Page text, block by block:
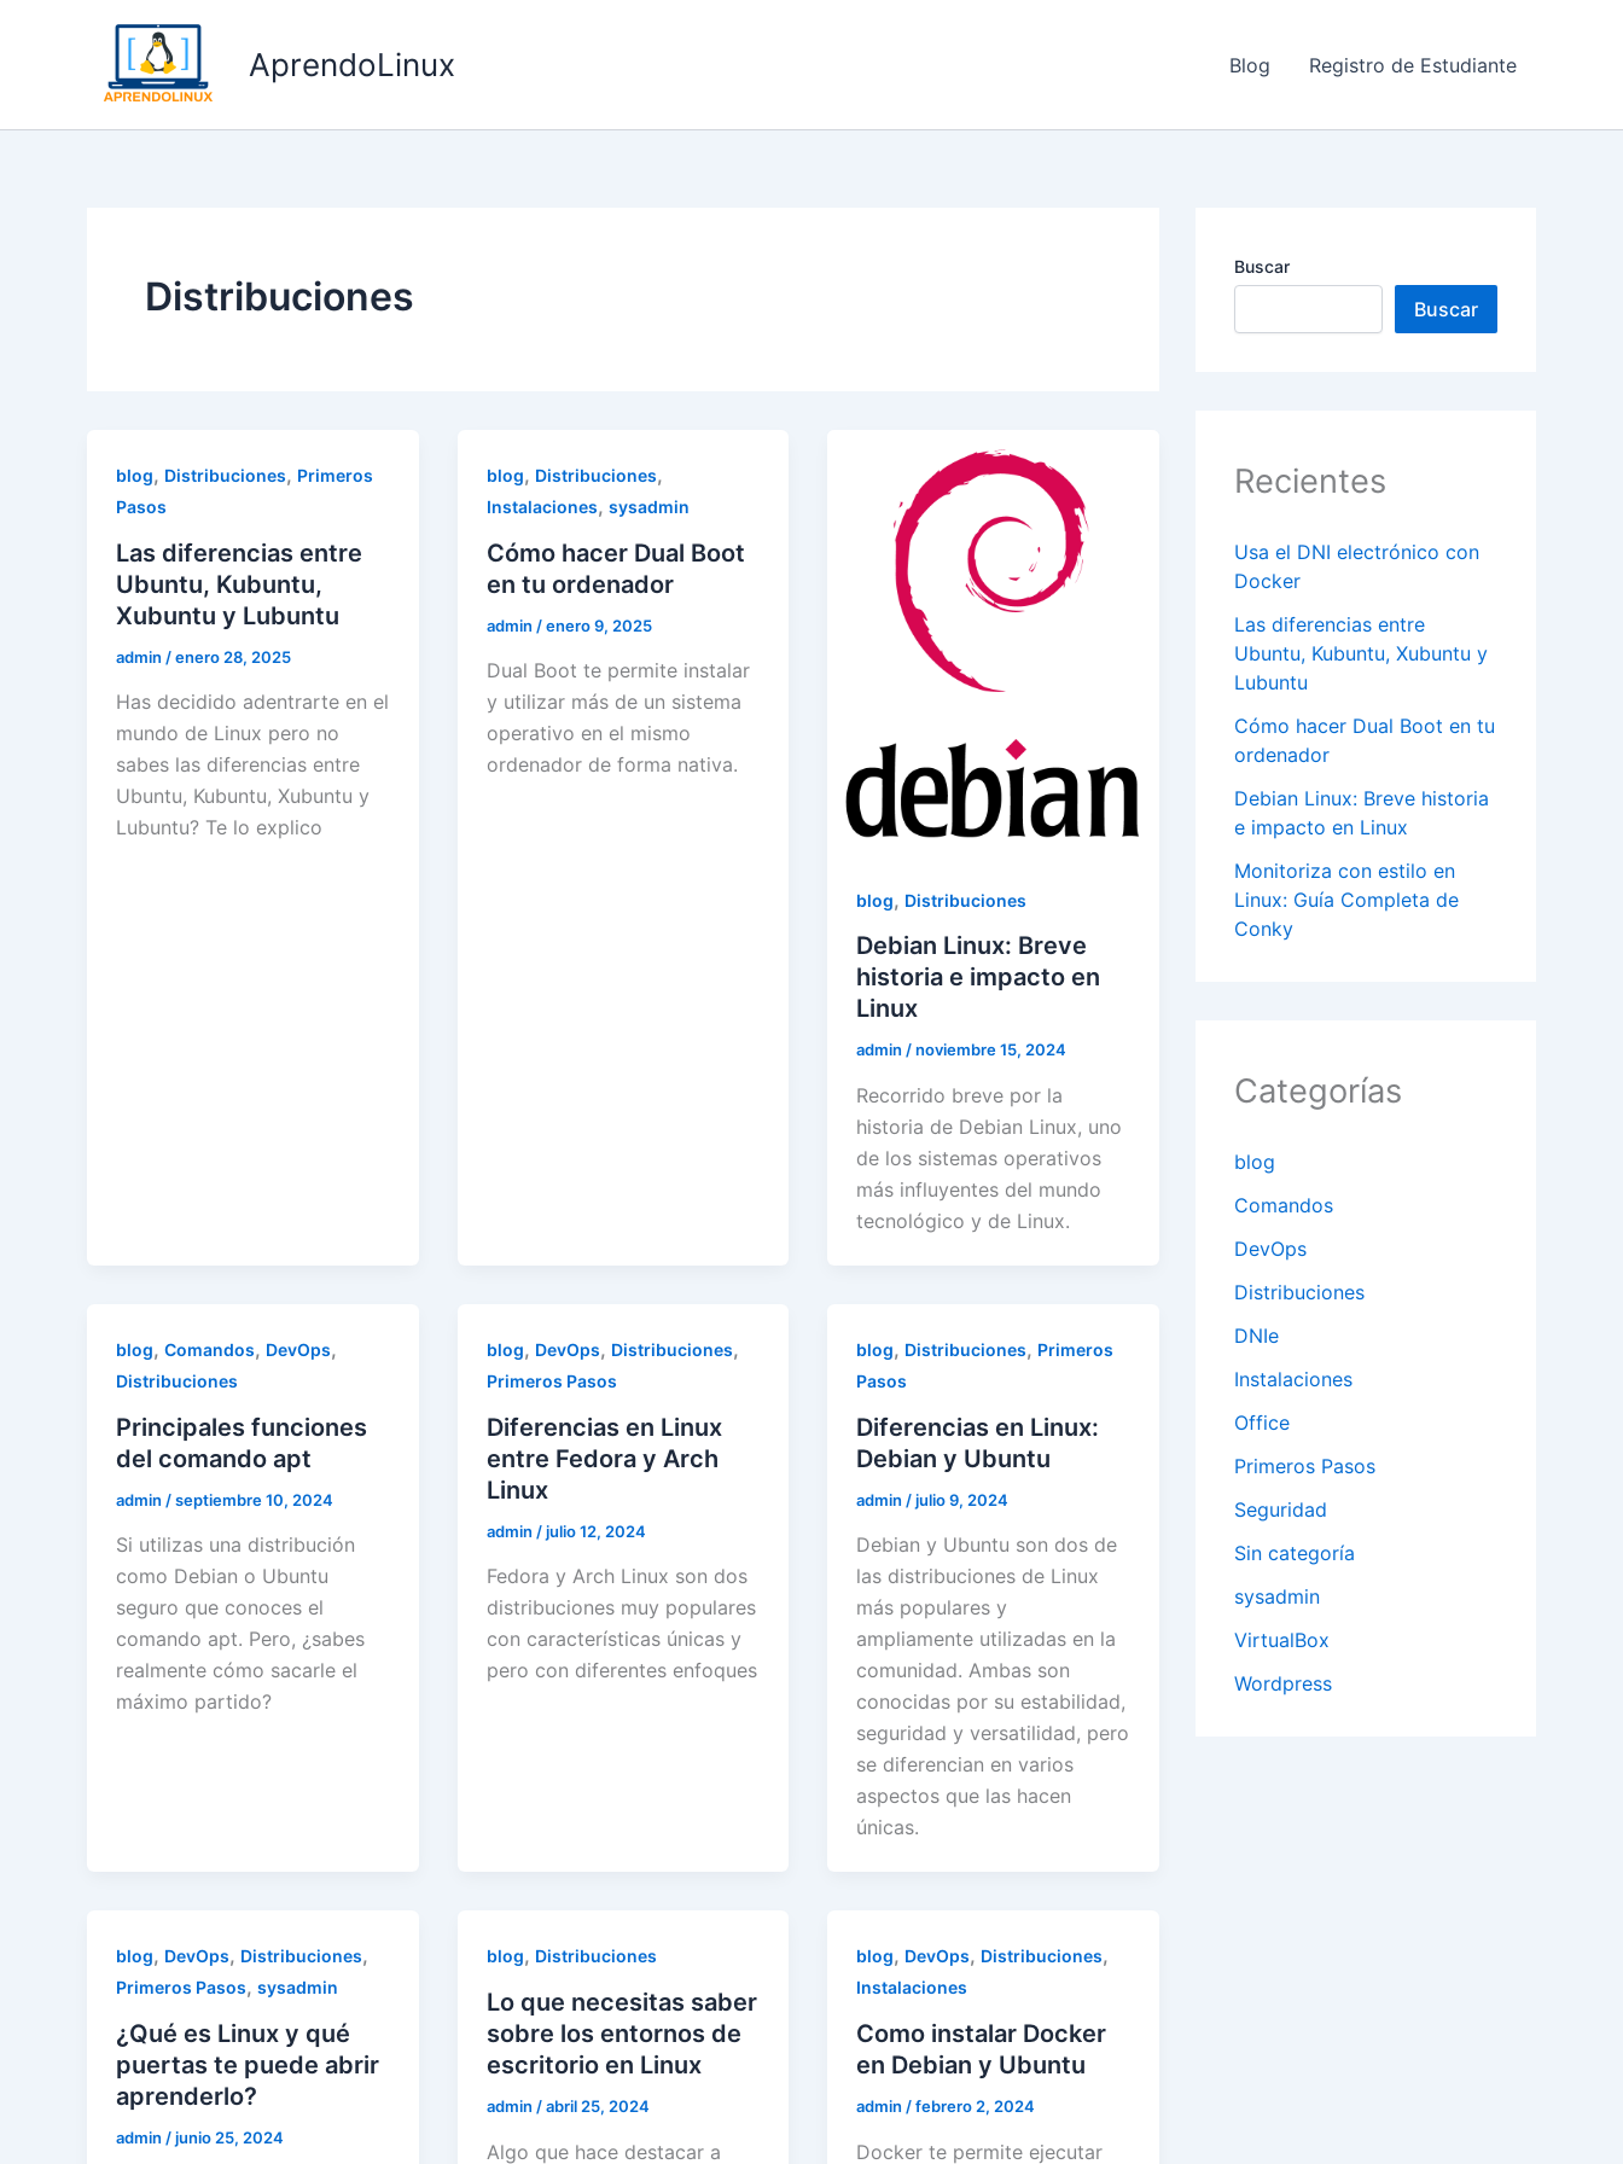
AprendoLinux Blog Registro de Estudiante
Distribuciones
blog, Distribuciones, Primeros
Pasos
Las diferencias entre
Ubuntu, Kubuntu,
Xubuntu y Lubuntu
admin /enero 28, 2025
Has decidido adentrarte en el
mundo de Linux pero no
sabes las diferencias entre
Ubuntu, Kubuntu, Xubuntu y
Lubuntu? Te lo explico
blog, Distribuciones,
Instalaciones, sysadmin
Cómo hacer Dual Boot
en tu ordenador
admin /enero 9, 2025
Dual Boot te permite instalar
y utilizar más de un sistema
operativo en el mismo
ordenador de forma nativa.
blog, Distribuciones
Debian Linux: Breve
historia e impacto en
Linux
admin/noviembre 15, 2024
Recorrido breve por la
historia de Debian Linux, uno
de los sistemas operativos
más influyentes del mundo
tecnológico y de Linux.
blog, Comandos, DevOps,
Distribuciones
Principales funciones
del comando apt
admin /septiembre 10, 2024
Si utilizas una distribución
como Debian o Ubuntu
seguro que conoces el
comando apt. Pero, ¿sabes
realmente cómo sacarle el
máximo partido?
blog, DevOps, Distribuciones,
Primeros Pasos
Diferencias en Linux
entre Fedora y Arch
Linux
admin /julio 12, 2024
Fedora y Arch Linux son dos
distribuciones muy populares
con características únicas y
pero con diferentes enfoques
blog, Distribuciones, Primeros
Pasos
Diferencias en Linux:
Debian y Ubuntu
admin /julio 9, 2024
Debian y Ubuntu son dos de
las distribuciones de Linux
más populares y
ampliamente utilizadas en la
comunidad. Ambas son
conocidas por su estabilidad,
seguridad y versatilidad, pero
se diferencian en varios
aspectos que las hacen
únicas.
blog, DevOps, Distribuciones,
Primeros Pasos, sysadmin
¿Qué es Linux y qué
puertas te puede abrir
aprenderlo?
admin /junio 25, 2024
blog, Distribuciones
Lo que necesitas saber
sobre los entornos de
escritorio en Linux
admin /abril 25, 2024
Algo que hace destacar a
blog, DevOps, Distribuciones,
Instalaciones
Como instalar Docker
en Debian y Ubuntu
admin /febrero 2, 2024
Docker te permite ejecutar
Buscar
Buscar
Recientes
Usa el DNI electrónico con
Docker
Las diferencias entre
Ubuntu, Kubuntu, Xubuntu y
Lubuntu
Cómo hacer Dual Boot en tu
ordenador
Debian Linux: Breve historia
e impacto en Linux
Monitoriza con estilo en
Linux: Guía Completa de
Conky
Categorías
blog
Comandos
DevOps
Distribuciones
DNIe
Instalaciones
Office
Primeros Pasos
Seguridad
Sin categoría
sysadmin
VirtualBox
Wordpress